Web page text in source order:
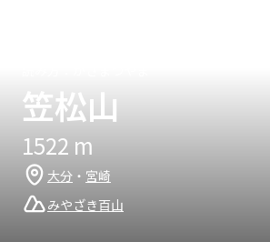
笠松山
1522 m
大分 ・ 宮崎
みやざき百山